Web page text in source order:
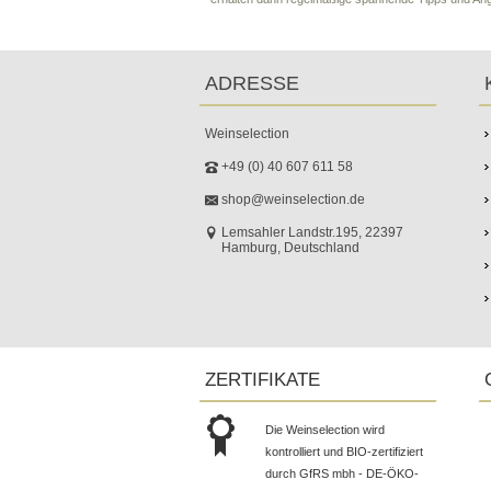
ADRESSE
Weinselection
+49 (0) 40 607 611 58
shop@weinselection.de
Lemsahler Landstr.195, 22397
Hamburg, Deutschland
ZERTIFIKATE
Die Weinselection wird
kontrolliert und BIO-zertifiziert
durch GfRS mbh - DE-ÖKO-